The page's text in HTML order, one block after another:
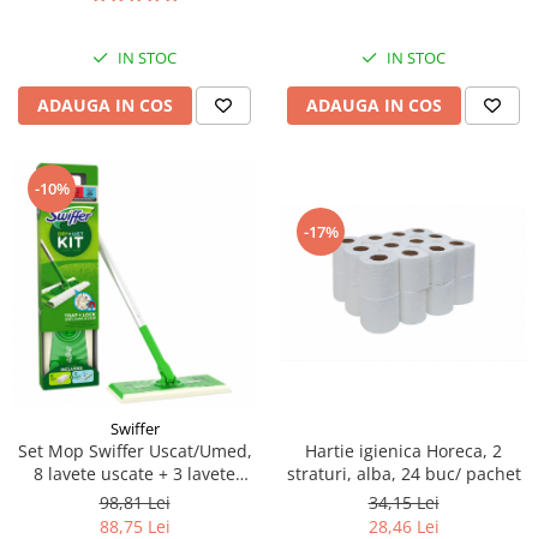
IN STOC
ADAUGA IN COS
IN STOC
ADAUGA IN COS
-10%
Swiffer
Set Mop Swiffer Uscat/Umed,
8 lavete uscate + 3 lavete
umede
98,81 Lei
88,75 Lei
-17%
Hartie igienica Horeca, 2
straturi, alba, 24 buc/ pachet
34,15 Lei
28,46 Lei